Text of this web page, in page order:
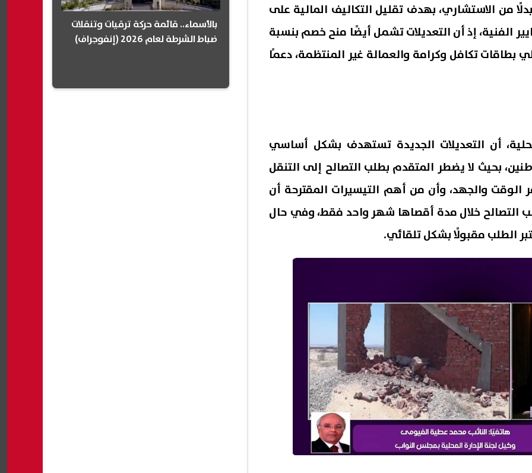
من الاستشاري، بهدف تقليل التكاليف المالية على
الفنية، إذ أن التعديلات تشمل أيضًا منح خصم بنسبة
بطاقات تكافل وكرامة والعمالة غير المنتظمة، دعمًا
أن التعديلات الجديدة تستهدف بشكل أساسي
بحيث لا يضطر المتقدم بطلب التصالح إلى التنقل
الوقت والجهد، وأن من أهم التيسيرات المقترحة أن
التصالح خلال مدة أقصاها شهر واحد فقط، وفي حال
الطلب مقبولًا بشكل تلقائي.
بالأسماء.. قائمة حركة ترقيات وتنقلات
ضباط الشرطة لعام 2026 (إنفوجراف)